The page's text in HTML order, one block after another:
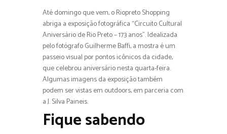
Até domingo que vem, o Riopreto Shopping
abriga a exposição fotográfica “Circuito Cultural
Aniversário de Rio Preto – 173 anos”. Idealizada
pelo fotógrafo Guilherme Baffi, a mostra é um
passeio visual por pontos icônicos da cidade,
que celebrou aniversário nesta quarta-feira.
Algumas imagens da exposição também
podem ser vistas em outdoors, em parceria com
a J. Silva Paineis.
Fique sabendo